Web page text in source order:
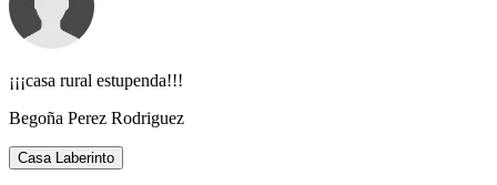
¡¡¡casa rural estupenda!!!
Begoña Perez Rodriguez
Casa Laberinto